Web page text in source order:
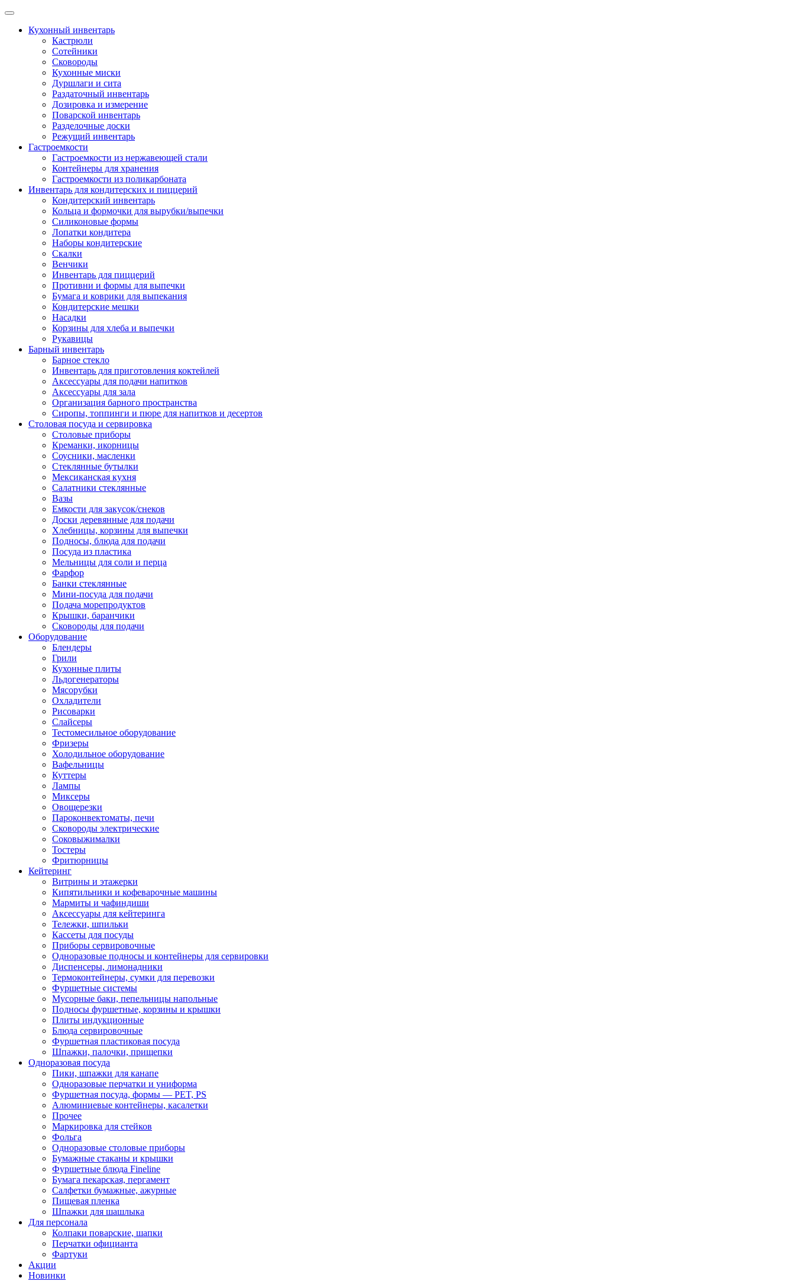
Skip
contentКухонный инвентарь
Кастрюли
Сотейники
Сковороды
Кухонные миски
Дуршлаги и сита
Раздаточный инвентарь
Дозировка и измерение
Поварской инвентарь
Разделочные доски
Режущий инвентарь
Гастроемкости
Гастроемкости из нержавеющей стали
Контейнеры для хранения
Гастроемкости из поликарбоната
Инвентарь для кондитерских и пиццерий
Кондитерский инвентарь
Кольца и формочки для вырубки/выпечки
Силиконовые формы
Лопатки кондитера
Наборы кондитерские
Скалки
Венчики
Инвентарь для пиццерий
Противни и формы для выпечки
Бумага и коврики для выпекания
Кондитерские мешки
Насадки
Корзины для хлеба и выпечки
Рукавицы
Барный инвентарь
Барное стекло
Инвентарь для приготовления коктейлей
Аксессуары для подачи напитков
Аксессуары для зала
Организация барного пространства
Сиропы, топпинги и пюре для напитков и десертов
Столовая посуда и сервировка
Столовые приборы
Креманки, икорницы
Соусники, масленки
Стеклянные бутылки
Мексиканская кухня
Салатники стеклянные
Вазы
Емкости для закусок/снеков
Доски деревянные для подачи
Хлебницы, корзины для выпечки
Подносы, блюда для подачи
Посуда из пластика
Мельницы для соли и перца
Фарфор
Банки стеклянные
Мини-посуда для подачи
Подача морепродуктов
Крышки, баранчики
Сковороды для подачи
Оборудование
Блендеры
Грили
Кухонные плиты
Льдогенераторы
Мясорубки
Охладители
Рисоварки
Слайсеры
Тестомесильное оборудование
Фризеры
Холодильное оборудование
Вафельницы
Куттеры
Лампы
Миксеры
Овощерезки
Пароконвектоматы, печи
Сковороды электрические
Соковыжималки
Тостеры
Фритюрницы
Кейтеринг
Витрины и этажерки
Кипятильники и кофеварочные машины
Мармиты и чафиндиши
Аксессуары для кейтеринга
Тележки, шпильки
Кассеты для посуды
Приборы сервировочные
Одноразовые подносы и контейнеры для сервировки
Диспенсеры, лимонадники
Термоконтейнеры, сумки для перевозки
Фуршетные системы
Мусорные баки, пепельницы напольные
Подносы фуршетные, корзины и крышки
Плиты индукционные
Блюда сервировочные
Фуршетная пластиковая посуда
Шпажки, палочки, прищепки
Одноразовая посуда
Пики, шпажки для канапе
Одноразовые перчатки и униформа
Фуршетная посуда, формы — PET, PS
Алюминиевые контейнеры, касалетки
Прочее
Маркировка для стейков
Фольга
Одноразовые столовые приборы
Бумажные стаканы и крышки
Фуршетные блюда Fineline
Бумага пекарская, пергамент
Салфетки бумажные, ажурные
Пищевая пленка
Шпажки для шашлыка
Для персонала
Колпаки поварские, шапки
Перчатки официанта
Фартуки
Акции
Новинки